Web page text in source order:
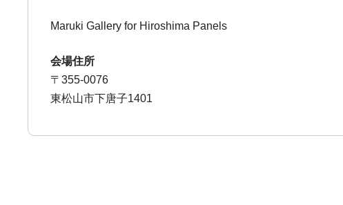
Maruki Gallery for Hiroshima Panels
会場住所
〒355-0076
東松山市下唐子1401